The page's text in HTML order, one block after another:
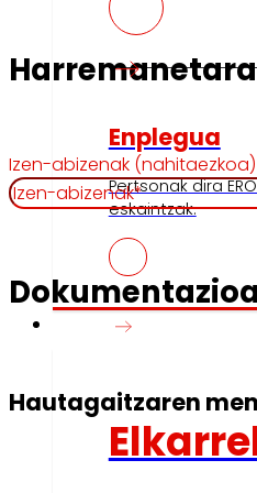
Enplegua
Pertsonak dira
eskaintzak.
Inbertitzaileak
Izen-abizenak (nahitaezkoa)
Dokumentazioa
Hautagaitzaren